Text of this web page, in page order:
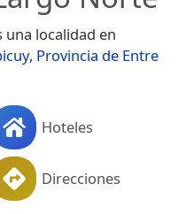
localidad en
, Provincia de Entre
Hoteles
Direcciones